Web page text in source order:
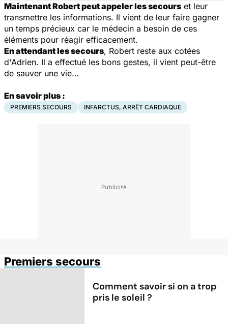
Maintenant Robert peut appeler les secours et leur
transmettre les informations. Il vient de leur faire gagner
un temps précieux car le médecin a besoin de ces
éléments pour réagir efficacement.
En attendant les secours, Robert reste aux cotées
d'Adrien. Il a effectué les bons gestes, il vient peut-être
de sauver une vie…
En savoir plus :
PREMIERS SECOURS INFARCTUS, ARRÊT CARDIAQUE
Premiers secours
Comment savoir si on a trop
pris le soleil ?